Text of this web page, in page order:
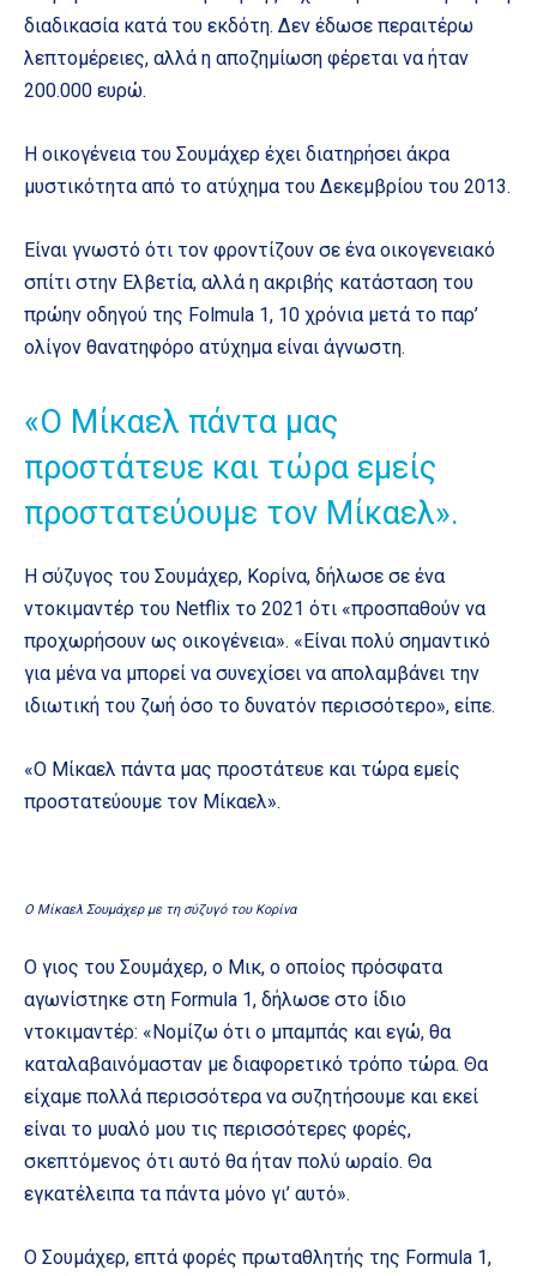
διαδικασία κατά του εκδότη. Δεν έδωσε περαιτέρω
λεπτομέρειες, αλλά η αποζημίωση φέρεται να ήταν
200.000 ευρώ.
Η οικογένεια του Σουμάχερ έχει διατηρήσει άκρα
μυστικότητα από το ατύχημα του Δεκεμβρίου του 2013.
Είναι γνωστό ότι τον φροντίζουν σε ένα οικογενειακό
σπίτι στην Ελβετία, αλλά η ακριβής κατάσταση του
πρώην οδηγού της Folmula 1, 10 χρόνια μετά το παρ’
ολίγον θανατηφόρο ατύχημα είναι άγνωστη.
«Ο Μίκαελ πάντα μας
προστάτευε και τώρα εμείς
προστατεύουμε τον Μίκαελ».
Η σύζυγος του Σουμάχερ, Κορίνα, δήλωσε σε ένα
ντοκιμαντέρ του Netflix το 2021 ότι «προσπαθούν να
προχωρήσουν ως οικογένεια». «Είναι πολύ σημαντικό
για μένα να μπορεί να συνεχίσει να απολαμβάνει την
ιδιωτική του ζωή όσο το δυνατόν περισσότερο», είπε.
«Ο Μίκαελ πάντα μας προστάτευε και τώρα εμείς
προστατεύουμε τον Μίκαελ».
Ο Μίκαελ Σουμάχερ με τη σύζυγό του Κορίνα
Ο γιος του Σουμάχερ, ο Μικ, ο οποίος πρόσφατα
αγωνίστηκε στη Formula 1, δήλωσε στο ίδιο
ντοκιμαντέρ: «Νομίζω ότι ο μπαμπάς και εγώ, θα
καταλαβαινόμασταν με διαφορετικό τρόπο τώρα. Θα
είχαμε πολλά περισσότερα να συζητήσουμε και εκεί
είναι το μυαλό μου τις περισσότερες φορές,
σκεπτόμενος ότι αυτό θα ήταν πολύ ωραίο. Θα
εγκατέλειπα τα πάντα μόνο γι’ αυτό».
Ο Σουμάχερ, επτά φορές πρωταθλητής της Formula 1,